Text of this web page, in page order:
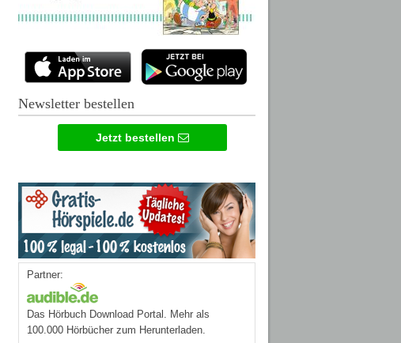
Newsletter bestellen
Jetzt bestellen
Partner:
Das Hörbuch Download Portal. Mehr als
100.000 Hörbücher zum Herunterladen.